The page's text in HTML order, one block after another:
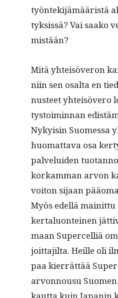
työn­tek­i­jämääristä
tyk­sis­sä? Vai saako
mistään?
Mitä yhteisöveron
niin sen osalta en
nus­teet
tys­toimin­nan
Nyky­isin Suomes­sa
huo­mat­ta­va osa
palvelu­iden
korkam­man arvon
voiton sijaan
Myös edel­lä
ker­talu­on­teinen
maan Super­cel­liä
joit­ta­jil­ta. Heille oli
paa kier­rät­tää
arvon­nousu